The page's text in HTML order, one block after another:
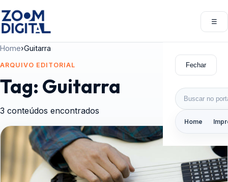
☰
Fechar
Buscar por:
Home
Home›Guitarra
ARQUIVO EDITORIAL
Tag: Guitarra
3 conteúdos encontrados